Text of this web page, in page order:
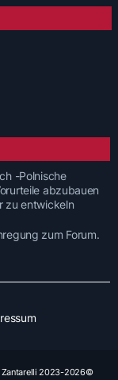
-Polnische
abzubauen
zu entwickeln
zum Forum.
Zantarelli 2023-2026©